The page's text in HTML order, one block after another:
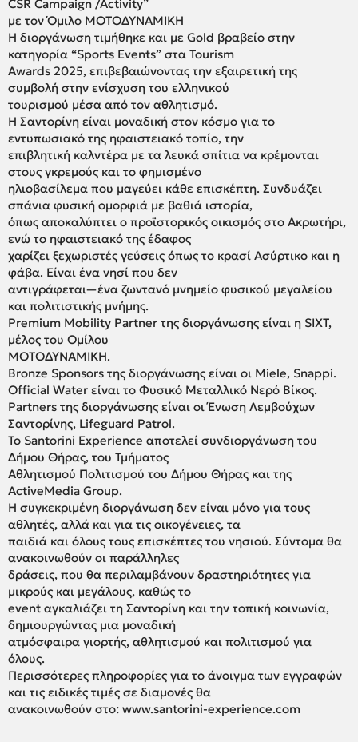
CSR Campaign /Activity”
με τον Όμιλο ΜΟΤΟΔΥΝΑΜΙΚΗ
Η διοργάνωση τιμήθηκε και με Gold βραβείο στην
κατηγορία “Sports Events” στα Tourism
Awards 2025, επιβεβαιώνοντας την εξαιρετική της
συμβολή στην ενίσχυση του ελληνικού
τουρισμού μέσα από τον αθλητισμό.
Η Σαντορίνη είναι μοναδική στον κόσμο για το
εντυπωσιακό της ηφαιστειακό τοπίο, την
επιβλητική καλντέρα με τα λευκά σπίτια να κρέμονται
στους γκρεμούς και το φημισμένο
ηλιοβασίλεμα που μαγεύει κάθε επισκέπτη. Συνδυάζει
σπάνια φυσική ομορφιά με βαθιά ιστορία,
όπως αποκαλύπτει ο προϊστορικός οικισμός στο Ακρωτήρι,
ενώ το ηφαιστειακό της έδαφος
χαρίζει ξεχωριστές γεύσεις όπως το κρασί Ασύρτικο και η
φάβα. Είναι ένα νησί που δεν
αντιγράφεται—ένα ζωντανό μνημείο φυσικού μεγαλείου
και πολιτιστικής μνήμης.
Premium Mobility Partner της διοργάνωσης είναι η SIXT,
μέλος του Ομίλου
ΜΟΤΟΔΥΝΑΜΙΚΗ.
Bronze Sponsors της διοργάνωσης είναι οι Miele, Snappi.
Official Water είναι το Φυσικό Μεταλλικό Νερό Βίκος.
Partners της διοργάνωσης είναι οι Ένωση Λεμβούχων
Σαντορίνης, Lifeguard Patrol.
Το Santorini Experience αποτελεί συνδιοργάνωση του
Δήμου Θήρας, του Τμήματος
Αθλητισμού Πολιτισμού του Δήμου Θήρας και της
ActiveMedia Group.
Η συγκεκριμένη διοργάνωση δεν είναι μόνο για τους
αθλητές, αλλά και για τις οικογένειες, τα
παιδιά και όλους τους επισκέπτες του νησιού. Σύντομα θα
ανακοινωθούν οι παράλληλες
δράσεις, που θα περιλαμβάνουν δραστηριότητες για
μικρούς και μεγάλους, καθώς το
event αγκαλιάζει τη Σαντορίνη και την τοπική κοινωνία,
δημιουργώντας μια μοναδική
ατμόσφαιρα γιορτής, αθλητισμού και πολιτισμού για
όλους.
Περισσότερες πληροφορίες για το άνοιγμα των εγγραφών
και τις ειδικές τιμές σε διαμονές θα
ανακοινωθούν στο: www.santorini-experience.com